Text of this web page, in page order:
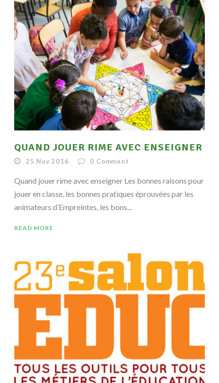
QUAND JOUER RIME AVEC ENSEIGNER
25 Nov 2016 0 Comment
Quand jouer rime avec enseigner Les bonnes raisons pour
jouer en classe, les bonnes pratiques éprouvées par les
animateurs d’Empreintes, les bons...
READ MORE